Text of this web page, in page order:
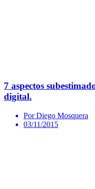
7 aspectos
digital.
Por Diego Mosquera
03/11/2015